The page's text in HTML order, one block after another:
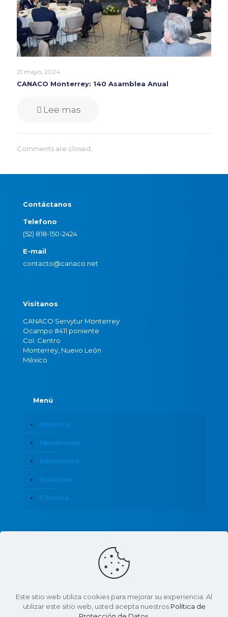
21 mayo, 2024
CANACO Monterrey: 140 Asamblea Anual
Lee mas
Comments are closed.
Contáctanos
Telefono
(52) 818-150-2424
E-mail
contacto@canaco.net
Visítanos
CANACO Servytur Monterrey
Ocampo #411 poniente
Col. Centro
Monterrey, Nuevo León
México
Menú
Nosotros
Membresías
Representa
Soluciona
Conecta
Política de Privacidad
Este sitio web utiliza cookies para mejorar su experiencia. Al
utilizar este sitio web, usted acepta nuestros Política de